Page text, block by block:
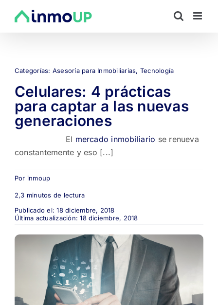
Categorías: Asesoría para Inmobiliarias, Tecnología
Celulares: 4 prácticas
para captar a las nuevas
generaciones
El mercado inmobiliario se renueva
constantemente y eso [...]
Por inmoup
2,3 minutos de lectura
Publicado el: 18 diciembre, 2018
Última actualización: 18 diciembre, 2018